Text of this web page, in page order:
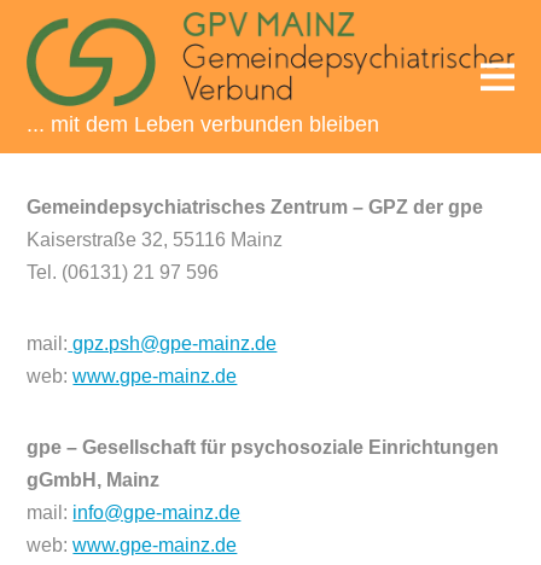
... mit dem Leben verbunden bleiben
Gemeindepsychiatrisches Zentrum – GPZ der gpe
Kaiserstraße 32, 55116 Mainz
Tel. (06131) 21 97 596
mail: gpz.psh@gpe-mainz.de
web:www.gpe-mainz.de
gpe – Gesellschaft für psychosoziale Einrichtungen
gGmbH, Mainz
mail: info@gpe-mainz.de
web:www.gpe-mainz.de